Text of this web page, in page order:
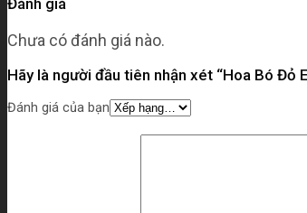
Chưa có đánh giá nào.
Hãy là người đầu tiên nhận xét “Hoa Bó Đỏ
Đánh giá của bạn